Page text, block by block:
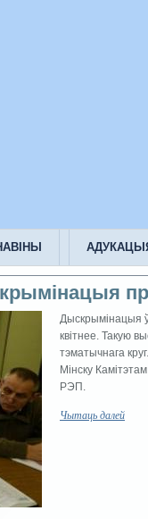
Дыскрымінацыя
квітнее. Такую
тэматычнага
Мінску
РЭП.
Чытаць далей